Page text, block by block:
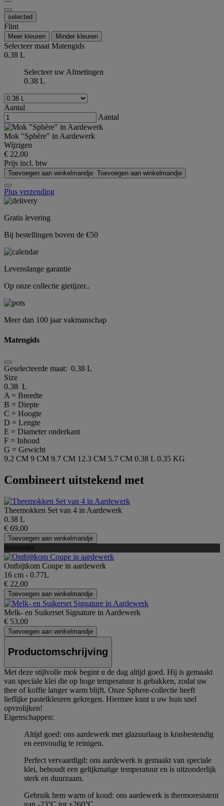
selected
Flint
Meer kleuren Minder kleuren
Selecteer maatMatengids
0.38 L
Selecteer uw Afmetingen
0.38 L
Aantal
Aantal
Mok "Sphère" in Aardewerk
Wijzigen
€ 22,00
Prijs incl. btw
Toevoegen aan winkelmandje Toevoegen aan winkelmandje
Plus verzending
Gratis levering
Bij bestellingen boven de €50
Levenslange garantie
Op onze collectie gietijzer..
Meer dan 100 jaar vakmanschap
Matengids
Geselecteerde maat: 0.38 L
Size
0.38 L
A = Breedte
B = Diepte
C = Hoogte
D = Lengte
E = Diameter onderkant
F = Inhoud
G = Gewicht
9.2 CM 9 CM 9.7 CM 12.3 CM 5.7 CM 0.38 L 0.35 KG
Combineert uitstekend met
Theemokken Set van 4 in Aardewerk
0.38 L
€ 69,00
Toevoegen aan winkelmandje
Bestseller
Ontbijtkom Coupe in aardewerk
16 cm - 0.77L
€ 22,00
Toevoegen aan winkelmandje
Melk- en Suikerset Signature in Aardewerk
€ 53,00
Toevoegen aan winkelmandje
Productomschrijving
Met deze stijlvolle mok begint u de dag altijd goed. Hij is gemaakt
van speciale klei die op hoge temperatuur is gebakken, zodat uw
thee of koffie langer warm blijft. Onze Sphere-collectie heeft
lieflijke pastelkleuren gekregen. Hiermee kunt u uw huis snel
opvrolijken!
Eigenschappen:
Altijd goed: ons aardewerk met glazuurlaag is krasbestendig
en eenvoudig te reinigen.
Perfect vervaardigd: ons aardewerk is gemaakt van speciale
klei, behoudt een gelijkmatige temperatuur en is uitzonderlijk
sterk en duurzaam.
Gebruik hem warm of koud: ons aardewerk is thermoresistent
van -23°C tot +260°C.